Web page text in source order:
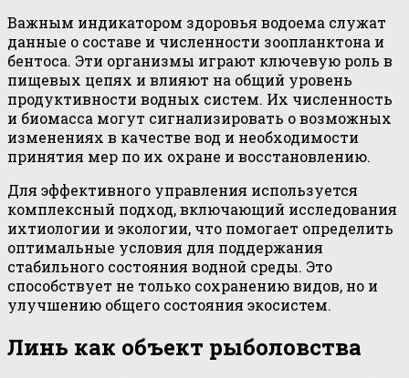
Важным индикатором здоровья водоема служат
данные о составе и численности зоопланктона и
бентоса. Эти организмы играют ключевую роль в
пищевых цепях и влияют на общий уровень
продуктивности водных систем. Их численность
и биомасса могут сигнализировать о возможных
изменениях в качестве вод и необходимости
принятия мер по их охране и восстановлению.
Для эффективного управления используется
комплексный подход, включающий исследования
ихтиологии и экологии, что помогает определить
оптимальные условия для поддержания
стабильного состояния водной среды. Это
способствует не только сохранению видов, но и
улучшению общего состояния экосистем.
Линь как объект рыболовства